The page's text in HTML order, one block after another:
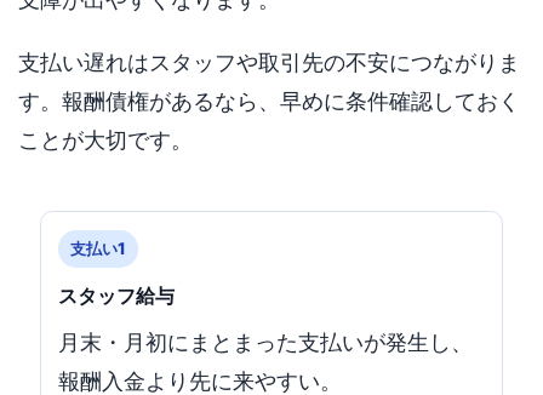
支払い遅れはスタッフや取引先の不安につながりま
す。報酬債権があるなら、早めに条件確認しておく
ことが大切です。
支払い1
スタッフ給与
月末・月初にまとまった支払いが発生し、
報酬入金より先に来やすい。